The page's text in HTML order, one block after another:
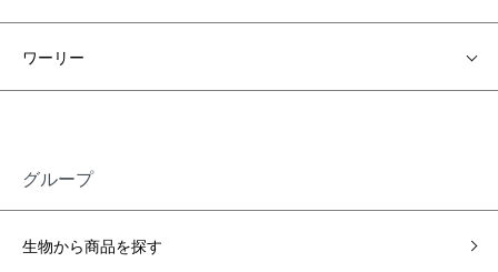
ワーリー
グループ
生物から商品を探す